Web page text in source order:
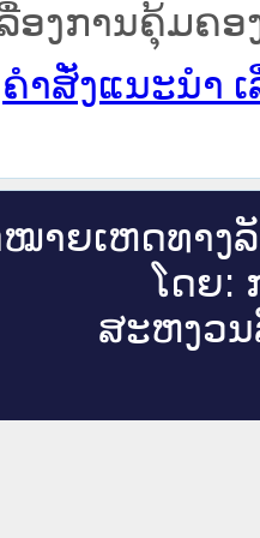
ອງການຄຸ້ມຄ
ຄຳສັ່ງແນະນຳ
າຍ​ເຫດ​ທາງ​
ໂດຍ:
ສະ​ຫງວນ​